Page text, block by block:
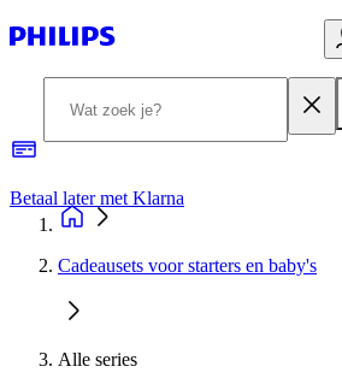
Betaal later met Klarna
Cadeausets voor starters en baby's
Alle series